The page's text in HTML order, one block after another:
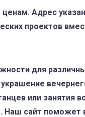
Адрес
проектов
для
или занятия
Наш сайт поможет